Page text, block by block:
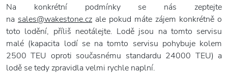
Na konkrétní podmínky se nás zeptejte
na sales@wakestone.cz ale pokud máte zájem konkrétně o
toto lodění, příliš neotálejte. Lodě jsou na tomto servisu
malé (kapacita lodí se na tomto servisu pohybuje kolem
2500 TEU oproti současnému standardu 24000 TEU) a
lodě se tedy zpravidla velmi rychle naplní.